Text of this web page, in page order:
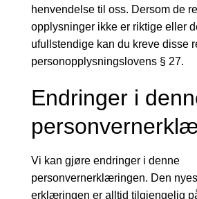
henvendelse til oss. Dersom de
opplysninger ikke er riktige eller
ufullstendige kan du kreve disse
personopplysningslovens § 27.
Endringer i
Vi kan gjøre endringer i denne
personvernerklæringen. Den
erklæringen er alltid tilgjengelig